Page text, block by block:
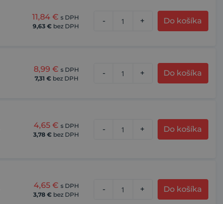
11,84 € s DPH
9,63 € bez DPH
- + Do košíka
8,99 € s DPH
7,31 € bez DPH
- + Do košíka
4,65 € s DPH
3,78 € bez DPH
- + Do košíka
4,65 € s DPH
3,78 € bez DPH
- + Do košíka